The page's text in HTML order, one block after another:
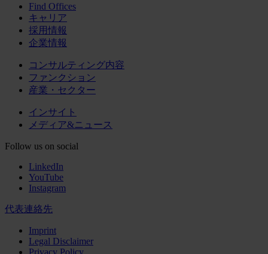
Find Offices
キャリア
採用情報
企業情報
コンサルティング内容
ファンクション
産業・セクター
インサイト
メディア&ニュース
Follow us on social
LinkedIn
YouTube
Instagram
代表連絡先
Imprint
Legal Disclaimer
Privacy Policy